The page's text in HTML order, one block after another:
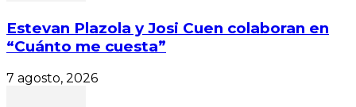
Estevan Plazola y Josi Cuen colaboran en
“Cuánto me cuesta”
7 agosto, 2026